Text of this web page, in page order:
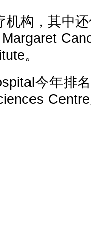
机构，其中
。
今年排